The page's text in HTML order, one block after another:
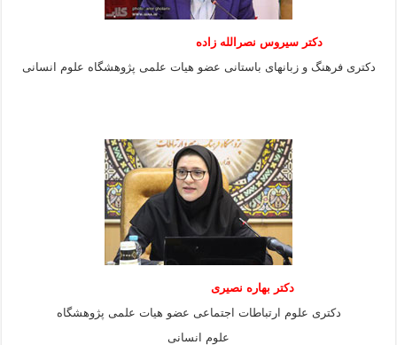
دکتر سیروس نصرالله زاده
دکتری فرهنگ و زبانهای باستانی عضو هیات علمی پژوهشگاه علوم انسانی
دکتر بهاره نصیری
دکتری علوم ارتباطات اجتماعی عضو هیات علمی پژوهشگاه
علوم انسانی